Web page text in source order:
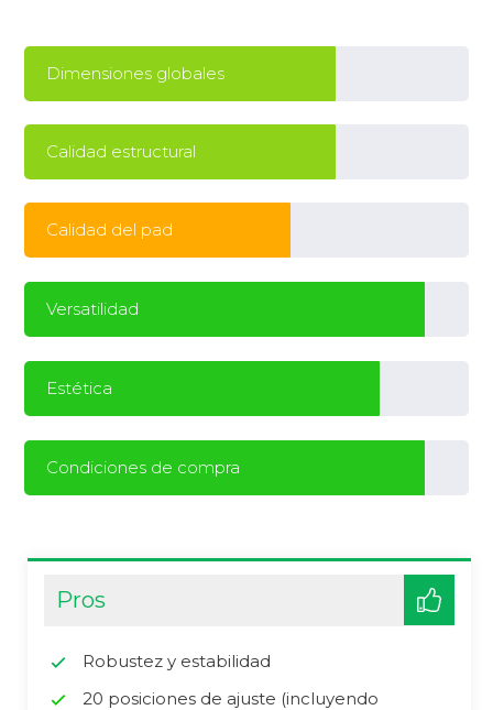
Dimensiones globales
Calidad estructural
Calidad del pad
Versatilidad
Estética
Condiciones de compra
Pros
Robustez y estabilidad
20 posiciones de ajuste (incluyendo